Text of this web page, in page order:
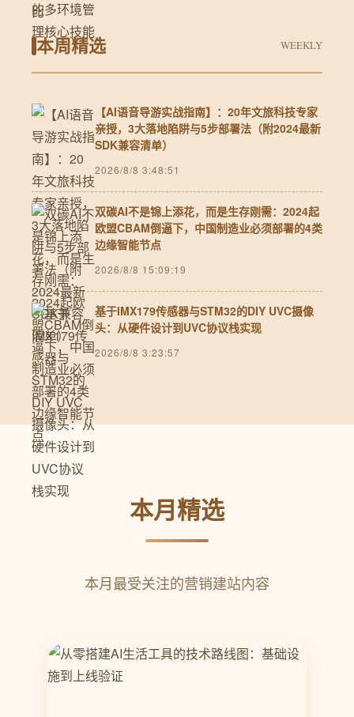
本周精选 WEEKLY
【AI语音导游实战指南】：20年文旅科技专家
亲授，3大落地陷阱与5步部署法（附2024最新
SDK兼容清单）
2026/8/8 3:48:51
双碳AI不是锦上添花，而是生存刚需：2024起
欧盟CBAM倒逼下，中国制造业必须部署的4类
边缘智能节点
2026/8/8 15:09:19
基于IMX179传感器与STM32的DIY UVC摄像
头：从硬件设计到UVC协议栈实现
2026/8/8 3:23:57
本月精选
本月最受关注的营销建站内容